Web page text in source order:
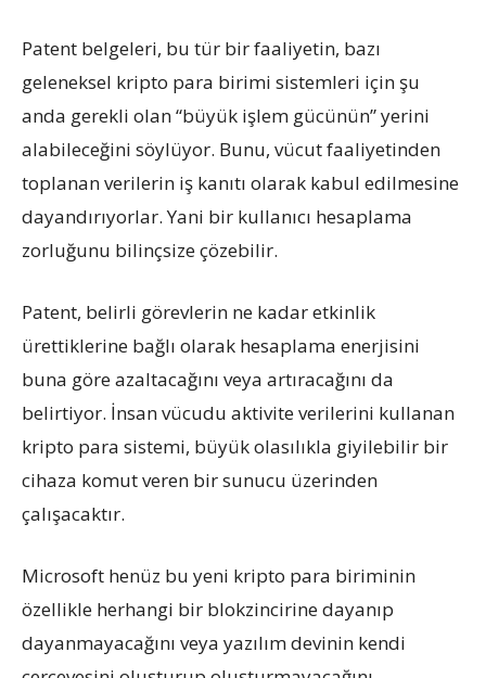
Patent belgeleri, bu tür bir faaliyetin, bazı
geleneksel kripto para birimi sistemleri için şu
anda gerekli olan “büyük işlem gücünün” yerini
alabileceğini söylüyor. Bunu, vücut faaliyetinden
toplanan verilerin iş kanıtı olarak kabul edilmesine
dayandırıyorlar. Yani bir kullanıcı hesaplama
zorluğunu bilinçsize çözebilir.
Patent, belirli görevlerin ne kadar etkinlik
ürettiklerine bağlı olarak hesaplama enerjisini
buna göre azaltacağını veya artıracağını da
belirtiyor. İnsan vücudu aktivite verilerini kullanan
kripto para sistemi, büyük olasılıkla giyilebilir bir
cihaza komut veren bir sunucu üzerinden
çalışacaktır.
Microsoft henüz bu yeni kripto para biriminin
özellikle herhangi bir blokzincirine dayanıp
dayanmayacağını veya yazılım devinin kendi